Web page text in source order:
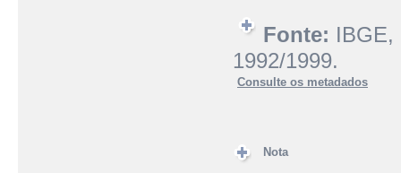
Fonte: IBGE,
1992/1999.
Consulte os metadados
Nota